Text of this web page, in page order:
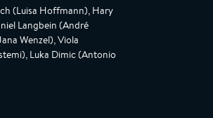
(Luisa Hoffmann), Hary
Langbein (André
Wenzel), Viola
Luka Dimic (Antonio